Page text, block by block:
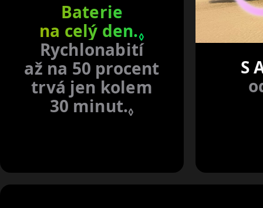
Baterie
na celý den.◊
Podrobnosti
Rychlonabití
až na 50 procent
trvá jen kolem
30 minut.◊
S